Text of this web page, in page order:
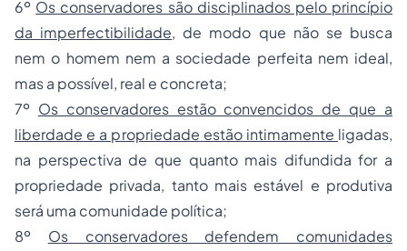
6º Os conservadores são disciplinados pelo princípio
da imperfectibilidade, de modo que não se busca
nem o homem nem a sociedade perfeita nem ideal,
mas a possível, real e concreta;
7º Os conservadores estão convencidos de que a
liberdade e a propriedade estão intimamente ligadas,
na perspectiva de que quanto mais difundida for a
propriedade privada, tanto mais estável e produtiva
será uma comunidade política;
8º Os conservadores defendem comunidades